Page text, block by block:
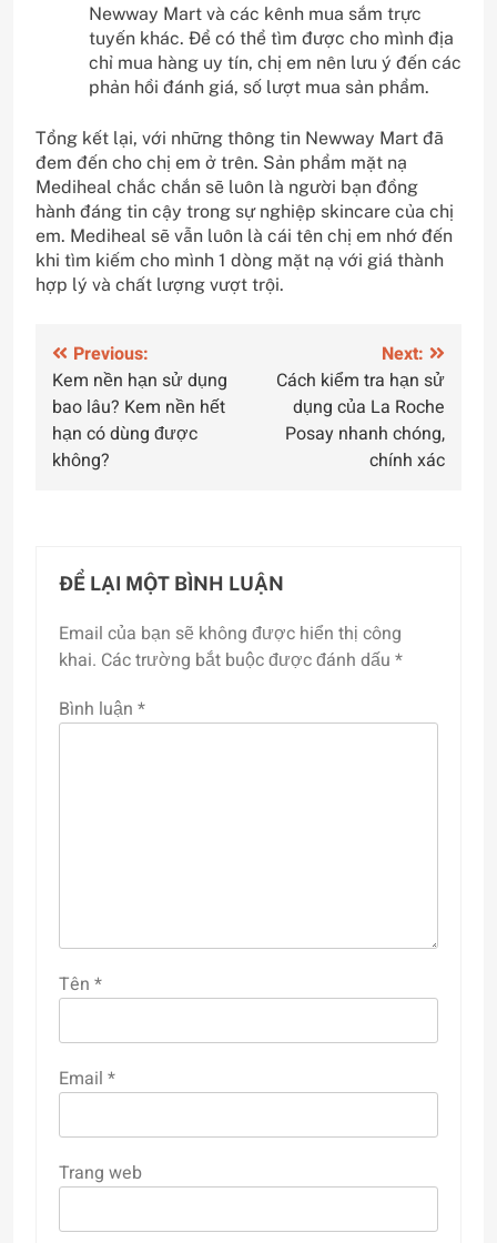
Newway Mart và các kênh mua sắm trực
tuyến khác. Để có thể tìm được cho mình địa
chỉ mua hàng uy tín, chị em nên lưu ý đến các
phản hồi đánh giá, số lượt mua sản phẩm.
Tổng kết lại, với những thông tin Newway Mart đã
đem đến cho chị em ở trên. Sản phẩm mặt nạ
Mediheal chắc chắn sẽ luôn là người bạn đồng
hành đáng tin cậy trong sự nghiệp skincare của chị
em. Mediheal sẽ vẫn luôn là cái tên chị em nhớ đến
khi tìm kiếm cho mình 1 dòng mặt nạ với giá thành
hợp lý và chất lượng vượt trội.
Điều
hướng
bài
viết
Previous:
Kem nền hạn sử dụng
bao lâu? Kem nền hết
hạn có dùng được
không?
Next:
Cách kiểm tra hạn sử
dụng của La Roche
Posay nhanh chóng,
chính xác
ĐỂ LẠI MỘT BÌNH LUẬN
Email của bạn sẽ không được hiển thị công
khai. Các trường bắt buộc được đánh dấu *
Bình luận *
Tên *
Email *
Trang web